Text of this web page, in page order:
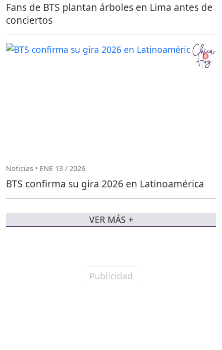
Fans de BTS plantan árboles en Lima antes de
conciertos
Noticias • ENE 13 / 2026
BTS confirma su gira 2026 en Latinoamérica
VER MÁS +